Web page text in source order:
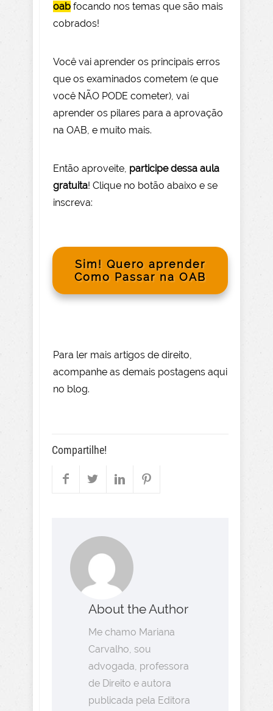
oab focando nos temas que são mais
cobrados!
Você vai aprender os principais erros
que os examinados cometem (e que
você NÃO PODE cometer), vai
aprender os pilares para a aprovação
na OAB, e muito mais.
Então aproveite, participe dessa aula
gratuita! Clique no botão abaixo e se
inscreva:
Sim! Quero aprender
Como Passar na OAB
Para ler mais artigos de direito,
acompanhe as demais postagens aqui
no blog.
Compartilhe!
About the Author
Me chamo Mariana
Carvalho, sou
advogada, professora
de Direito e autora
publicada pela Editora